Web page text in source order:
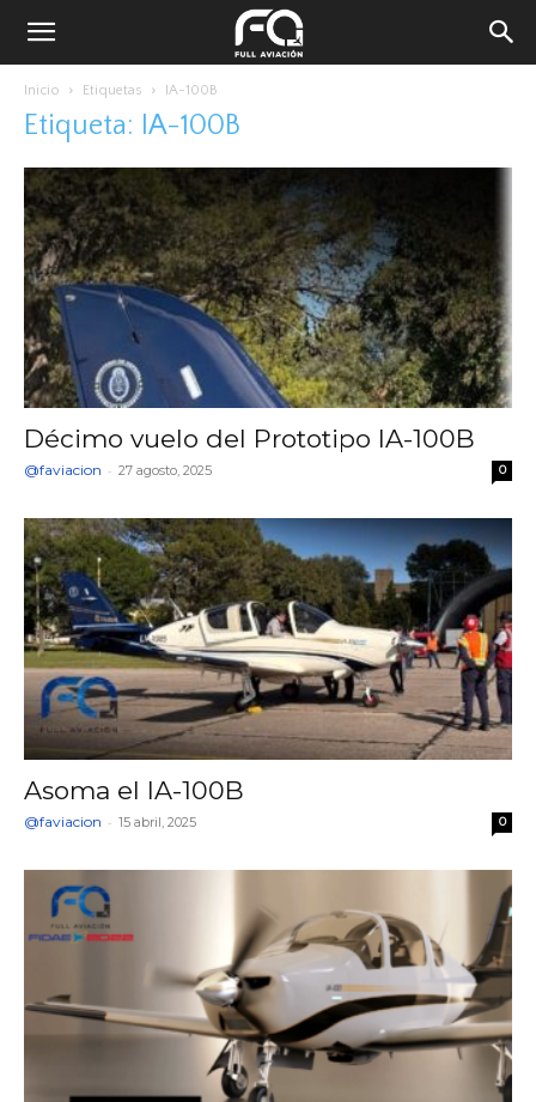
Inicio Etiquetas IA-100B
Etiqueta: IA-100B
Décimo vuelo del Prototipo IA-100B
@faviacion - 27 agosto, 2025 0
Asoma el IA-100B
@faviacion - 15 abril, 2025 0